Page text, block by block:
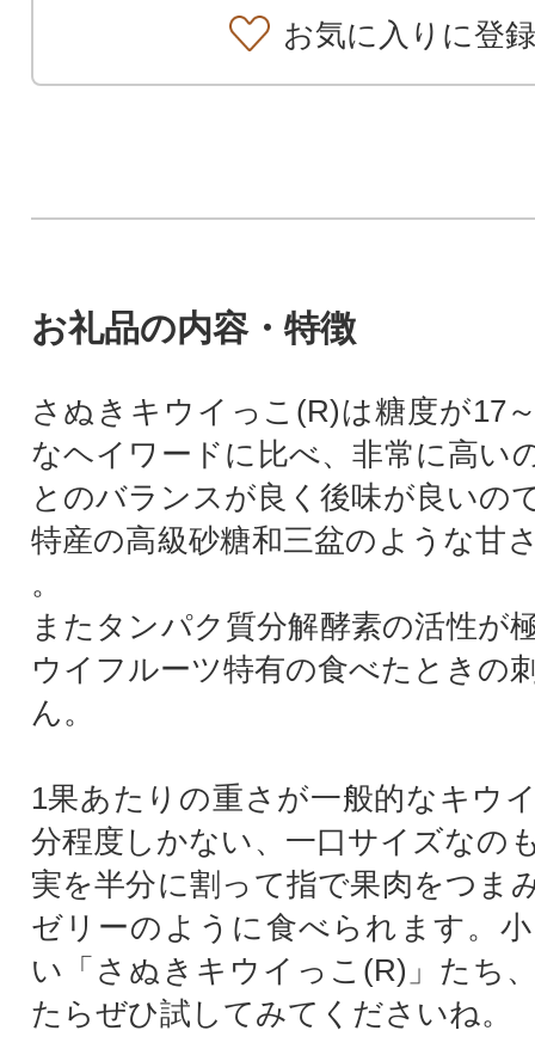
お気に入りに登録
お礼品の内容・特徴
さぬきキウイっこ(R)は糖度が17
なヘイワードに比べ、非常に高い
とのバランスが良く後味が良いの
特産の高級砂糖和三盆のような甘
。
またタンパク質分解酵素の活性が
ウイフルーツ特有の食べたときの
ん。
1果あたりの重さが一般的なキウ
分程度しかない、一口サイズなの
実を半分に割って指で果肉をつま
ゼリーのように食べられます。
い「さぬきキウイっこ(R)」たち
たらぜひ試してみてくださいね。